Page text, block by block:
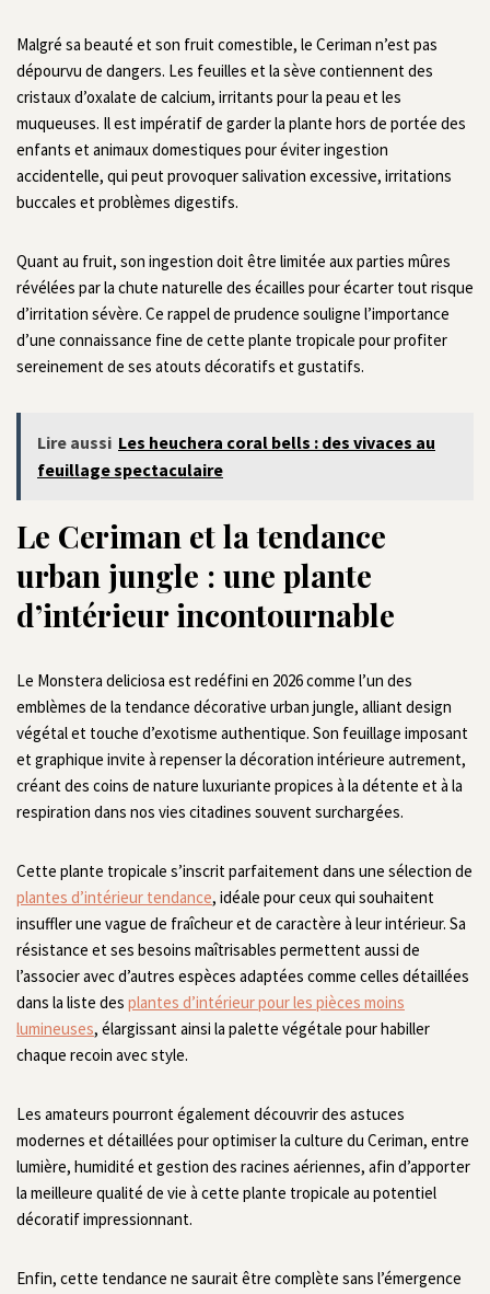
Malgré sa beauté et son fruit comestible, le Ceriman n’est pas
dépourvu de dangers. Les feuilles et la sève contiennent des
cristaux d’oxalate de calcium, irritants pour la peau et les
muqueuses. Il est impératif de garder la plante hors de portée des
enfants et animaux domestiques pour éviter ingestion
accidentelle, qui peut provoquer salivation excessive, irritations
buccales et problèmes digestifs.
Quant au fruit, son ingestion doit être limitée aux parties mûres
révélées par la chute naturelle des écailles pour écarter tout risque
d’irritation sévère. Ce rappel de prudence souligne l’importance
d’une connaissance fine de cette plante tropicale pour profiter
sereinement de ses atouts décoratifs et gustatifs.
Lire aussi Les heuchera coral bells : des vivaces au
feuillage spectaculaire
Le Ceriman et la tendance
urban jungle : une plante
d’intérieur incontournable
Le Monstera deliciosa est redéfini en 2026 comme l’un des
emblèmes de la tendance décorative urban jungle, alliant design
végétal et touche d’exotisme authentique. Son feuillage imposant
et graphique invite à repenser la décoration intérieure autrement,
créant des coins de nature luxuriante propices à la détente et à la
respiration dans nos vies citadines souvent surchargées.
Cette plante tropicale s’inscrit parfaitement dans une sélection de
plantes d’intérieur tendance, idéale pour ceux qui souhaitent
insuffler une vague de fraîcheur et de caractère à leur intérieur. Sa
résistance et ses besoins maîtrisables permettent aussi de
l’associer avec d’autres espèces adaptées comme celles détaillées
dans la liste des plantes d’intérieur pour les pièces moins
lumineuses, élargissant ainsi la palette végétale pour habiller
chaque recoin avec style.
Les amateurs pourront également découvrir des astuces
modernes et détaillées pour optimiser la culture du Ceriman, entre
lumière, humidité et gestion des racines aériennes, afin d’apporter
la meilleure qualité de vie à cette plante tropicale au potentiel
décoratif impressionnant.
Enfin, cette tendance ne saurait être complète sans l’émergence